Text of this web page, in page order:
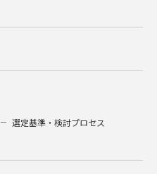
選定基準・検討プロセス